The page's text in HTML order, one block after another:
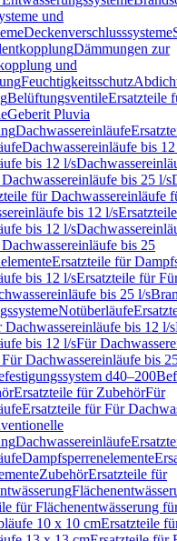
und
Deckenverschlusssysteme
Dämmungen zur
und
Feuchtigkeitsschutz
BelüftungsventileErsatzteile
Geberit Pluvia
Dachwassereinläufe
Dachwassereinläufe bis
bis 12 l/s
bis 25 l/s
für Dachwassereinläufe
bis 12 l/s
bis 12 l/s
bis 25
Ersatzteile für
bis 12 l/sErsatzteile für
bis 25 l/s
Notüberläufe
Dachwassereinläufe bis 12 l/s
bis 12 l/sFür
Dachwassereinläufe bis
d40–200
Ersatzteile für ZubehörFür
Ersatzteile für Für
Dachwassereinläufe
Dampfsperrenelemente
ZubehörErsatzteile für
für Flächenentwässerung
10 x 10 cmErsatzteile